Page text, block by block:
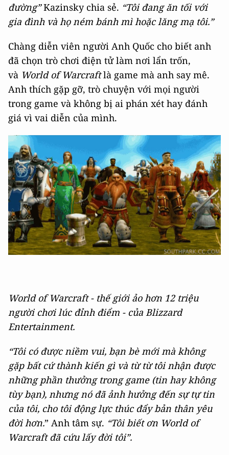
đường”Kazinsky chia sẻ. “Tôi đang ăn tối với
gia đình và họ ném bánh mì hoặc lăng mạ tôi.”
Chàng diễn viên người Anh Quốc cho biết anh
đã chọn trò chơi điện tử làm nơi lẩn trốn,
và World of Warcraftlà game mà anh say mê.
Anh thích gặp gỡ, trò chuyện với mọi người
trong game và không bị ai phán xét hay đánh
giá vì vai diễn của mình.
World of Warcraft - thế giới ảo hơn 12 triệu
người chơi lúc đỉnh điểm - của Blizzard
Entertainment.
“Tôi có được niềm vui, bạn bè mới mà không
gặp bất cứ thành kiến gì và từ từ tôi nhận được
những phần thưởng trong game (tin hay không
tùy bạn), nhưng nó đã ảnh hưởng đến sự tự tin
của tôi, cho tôi động lực thúc đẩy bản thân yêu
đời hơn.” Anh tâm sự. “Tôi biết ơn World of
Warcraft đã cứu lấy đời tôi”.